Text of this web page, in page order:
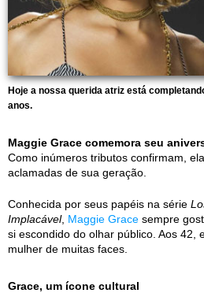
Hoje a nossa querida atriz está
anos.
Maggie Grace comemora seu
Como inúmeros tributos confirmam,
aclamadas de sua geração.
Conhecida por seus papéis na série
Implacável, Maggie Grace sempre
si escondido do olhar público. Aos 42,
mulher de muitas faces.
Grace, um ícone cultural